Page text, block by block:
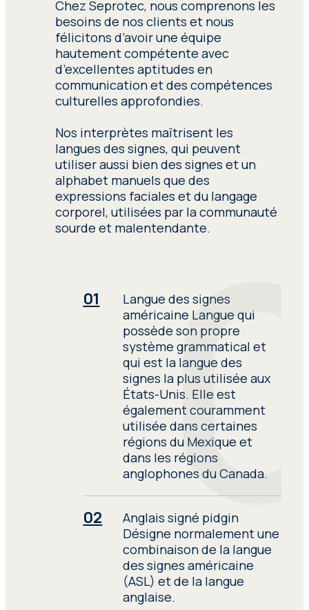
ressources et sources de
documentation
pertinentes pour
l’exercice de leur travail.
une communication
efficace dans divers
contextes, y compris dans
le cadre d’initiatives
d’ONG et des services
d’aide aux immigrants.
L’interprétation
médicale, cruciale pour
les personnes étrangères
qui ont besoin de soins
médicaux. Les interprètes
de Seprotec dans le
domaine de la santé
sont aptes à gérer des
situations de stress élevé,
au service des centres de
soins, des hôpitaux et des
cliniques privées.
L’interprétation
judiciaire, indispensable
dans les situations
complexes des
procédures judiciaires. Les
d’une formation
approfondie sur les
systèmes judiciaires, la
terminologie juridique et
la médiation
interculturelle, au service
linguistique aux patients dans les
hôpitaux et le soutien à l’intégration
des étudiants étrangers. De plus, nous
offrons un accompagnement culturel
et linguistique lors de négociations
commerciales, aidant à gérer les
disparités culturelles et les questions
« Nous travaillons avec les
principales agences européennes
dans le domaine de la protection
internationale. »
Chez Seprotec, nous comprenons les
besoins de nos clients et nous
félicitons d’avoir une équipe
hautement compétente avec
d’excellentes aptitudes en
communication et des compétences
culturelles approfondies.
Nos interprètes maîtrisent les
langues des signes, qui peuvent
utiliser aussi bien des signes et un
alphabet manuels que des
expressions faciales et du langage
corporel, utilisées par la communauté
sourde et malentendante.
Langue des signes
américaine Langue qui
possède son propre
système grammatical et
qui est la langue des
signes la plus utilisée aux
États-Unis. Elle est
également couramment
utilisée dans certaines
régions du Mexique et
dans les régions
anglophones du Canada.
Anglais signé pidgin
Désigne normalement une
combinaison de la langue
des signes américaine
(ASL) et de la langue
anglaise.